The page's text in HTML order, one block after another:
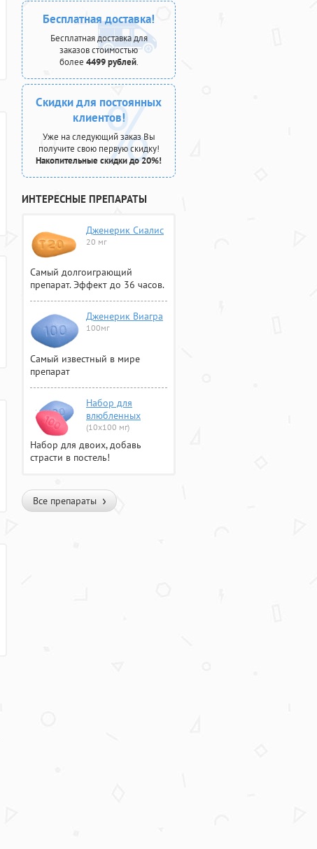
Бесплатная доставка!
Бесплатная доставка для
заказов стоимостью
более 4499 рублей.
Скидки для постоянных
клиентов!
Уже на следующий заказ Вы
получите свою первую скидку!
Накопительные скидки до 20%!
ИНТЕРЕСНЫЕ ПРЕПАРАТЫ
Дженерик Сиалис
20 мг
Самый долгоиграющий
препарат. Эффект до 36 часов.
Дженерик Виагра
100мг
Самый известный в мире
препарат
Набор для
влюбленных
(10х100 мг)
Набор для двоих, добавь
страсти в постель!
Все препараты